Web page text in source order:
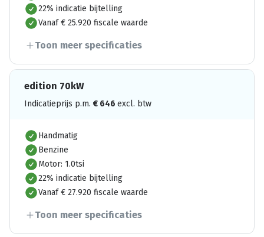
22% indicatie bijtelling
Vanaf € 25.920 fiscale waarde
Toon meer specificaties
edition 70kW
Indicatieprijs p.m. € 646 excl. btw
Handmatig
Benzine
Motor: 1.0tsi
22% indicatie bijtelling
Vanaf € 27.920 fiscale waarde
Toon meer specificaties